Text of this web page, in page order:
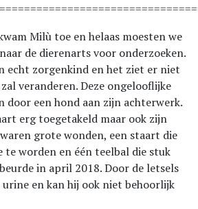
Milù toe en helaas moesten we
de dierenarts voor onderzoeken.
echt zorgenkind en het ziet er niet
veranderen. Deze ongelooflijke
door een hond aan zijn achterwerk.
erg toegetakeld maar ook zijn
grote wonden, een staart die
te worden en één teelbal die stuk
in april 2018. Door de letsels
en kan hij ook niet behoorlijk